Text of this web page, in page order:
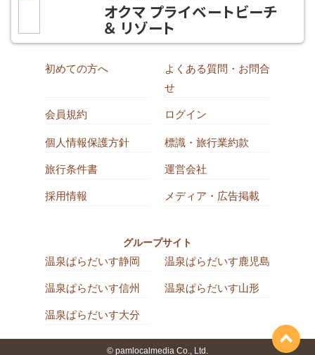
オクマ プライベートビーチ
＆ リゾート
初めての方へ
よくある質問・お問合
せ
会員規約 ログイン
個人情報保護方針 標識・旅行業約款
旅行条件書 運営会社
採用情報 メディア・広告掲載
グループサイト
温泉ぱらだいす静岡 温泉ぱらだいす鹿児島
温泉ぱらだいす信州 温泉ぱらだいす山形
温泉ぱらだいす大分
© pamlocalmedia Co., Ltd.